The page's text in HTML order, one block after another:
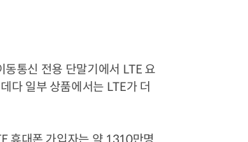
통신 전용 단말기에서 LTE 요
다 일부 상품에서는 LTE가 더